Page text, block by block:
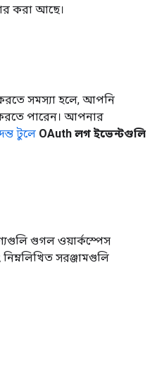
করা আছে।
সমস্যা হলে, আপনি
পারেন। আপনার
টুলে OAuth লগ ইভেন্টগুলি
গুগল ওয়ার্কস্পেস
সরঞ্জামগুলি